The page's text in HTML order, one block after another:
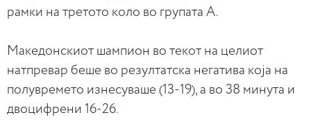
рамки на третото коло во групата А.
Македонскиот шампион во текот на целиот
натпревар беше во резултатска негатива која на
полувремето изнесуваше (13-19), а во 38 минута и
двоцифрени 16-26.